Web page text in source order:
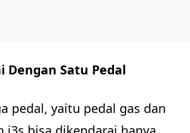
Dengan Satu Pedal
pedal, yaitu pedal gas dan